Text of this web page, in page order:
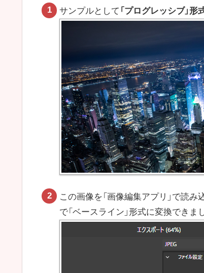
サンプルとして 「プログレッシブ」形
この画像を「画像編集アプリ」で読み
で「ベースライン」形式に変換でき